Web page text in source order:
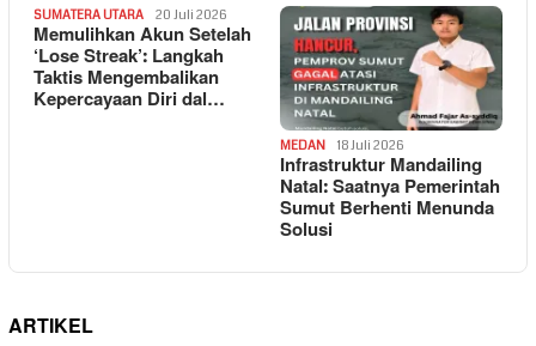
SUMATERA UTARA 20 Juli 2026
Memulihkan Akun Setelah
‘Lose Streak’: Langkah
Taktis Mengembalikan
Kepercayaan Diri dal…
MEDAN 18 Juli 2026
Infrastruktur Mandailing
Natal: Saatnya Pemerintah
Sumut Berhenti Menunda
Solusi
ARTIKEL